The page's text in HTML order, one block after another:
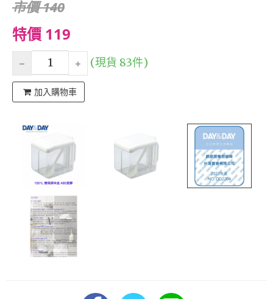
市價 140
特價 119
(現貨 83件)
加入購物車